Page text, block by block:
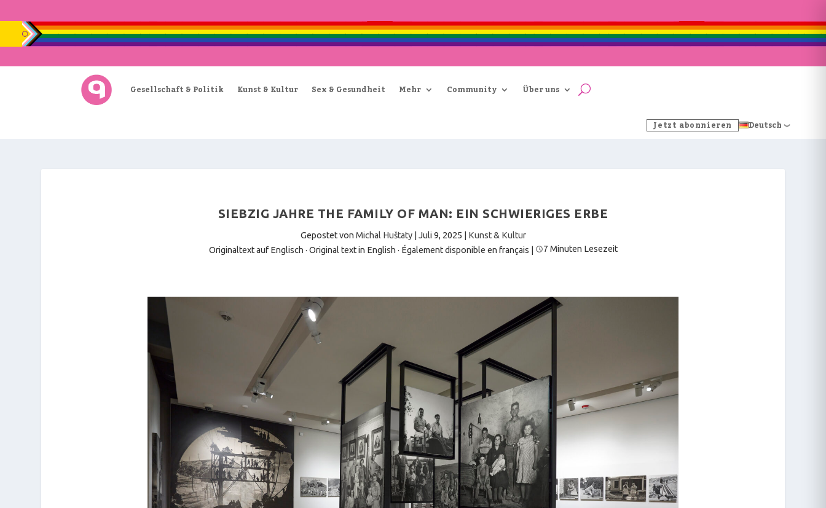
Gesellschaft & Politik Kunst & Kultur Sex & Gesundheit Mehr Community Über uns
Jetzt abonnieren Deutsch
SIEBZIG JAHRE THE FAMILY OF MAN: EIN SCHWIERIGES ERBE
Gepostet von Michal Huštaty| Juli 9, 2025 | Kunst & Kultur
Originaltext auf Englisch · Original text in English · Également disponible en français | 7 Minuten Lesezeit